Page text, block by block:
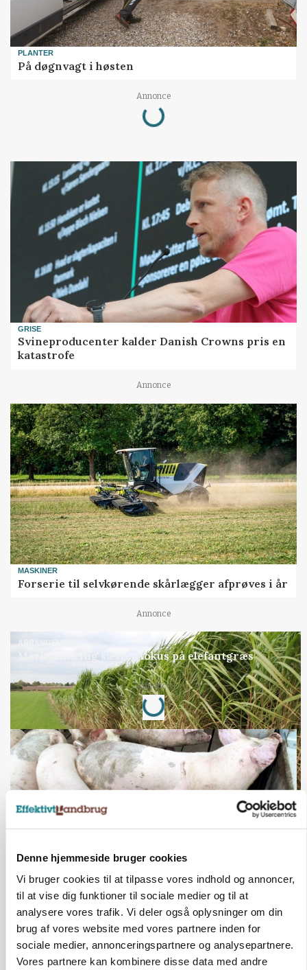
Denne hjemmeside bruger cookies
Vi bruger cookies til at tilpasse vores indhold og annoncer,
til at vise dig funktioner til sociale medier og til at
analysere vores trafik. Vi deler også oplysninger om din
brug af vores website med vores partnere inden for
sociale medier, annonceringspartnere og analysepartnere.
Vores partnere kan kombinere disse data med andre
PLANTER
På døgnvagt i høsten
Annonce
Loading...
GRISE
Svineproducenter kalder Danish Crowns pris en
katastrofe
Annonce
MASKINER
Forserie til selvkørende skårlægger afprøves i år
Annonce
ARRANGEMENT
Markvandring sætter fokus på elefantgræs
Annonce
Loading...
MARKED
Grisenoteringen står stille